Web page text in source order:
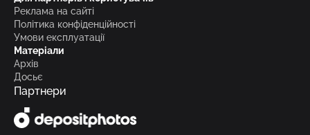
Реклама на сайті
Політика конфіденційності
Умови експлуатації
Матеріали
Архів
Досьє
Партнери